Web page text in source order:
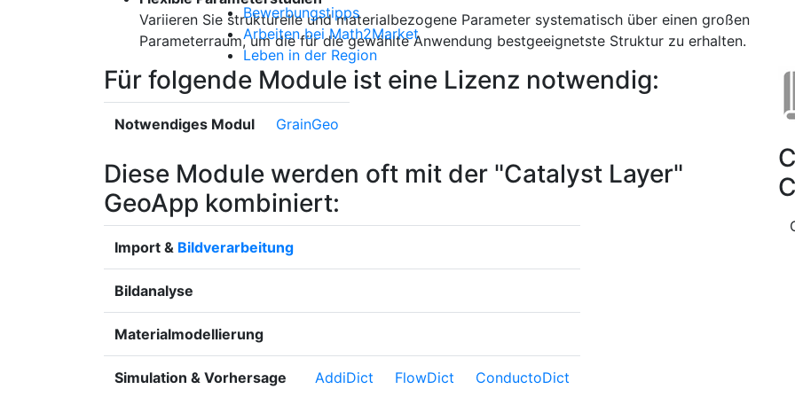
Bewerbungstipps
Arbeiten bei Math2Market
Leben in der Region
Variieren Sie strukturelle und materialbezogene Parameter systematisch über einen großen
Parameterraum, um die für die gewählte Anwendung bestgeeignetste Struktur zu erhalten.
Für folgende Module ist eine Lizenz notwendig:
Notwendiges Modul GrainGeo
Diese Module werden oft mit der "Catalyst Layer"
GeoApp kombiniert:
Import & Bildverarbeitung
Bildanalyse
Materialmodellierung
Simulation & Vorhersage AddiDict FlowDict ConductoDict